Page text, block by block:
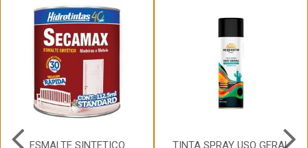
ESMALTE SINTETICO TINTA SPRAY USO GERAL